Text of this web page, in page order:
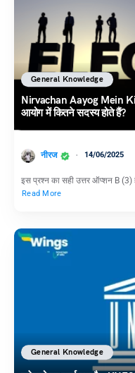
General Knowledge
Nirvachan Aayog Mein
आयोग में कितने सदस्य होते हैं?
नीरज 14/06/2025
इस प्रश्न का सही उत्तर ऑप्शन B
Read More
General Knowledge